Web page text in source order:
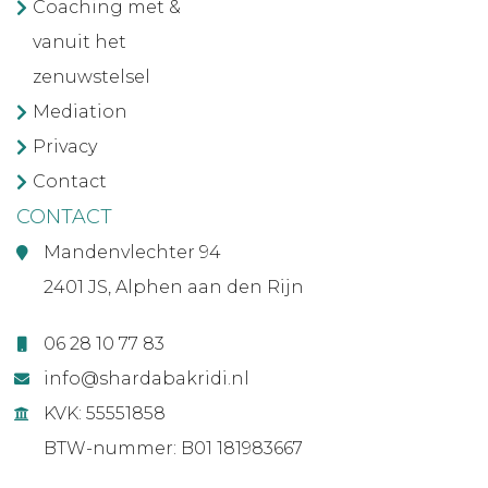
Coaching met &
vanuit het
zenuwstelsel
Mediation
Privacy
Contact
CONTACT
Mandenvlechter 94
2401 JS, Alphen aan den Rijn
06 28 10 77 83
info@shardabakridi.nl
KVK: 55551858
BTW-nummer: B01 181983667